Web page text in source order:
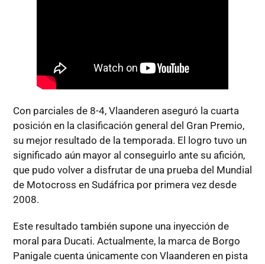
Con parciales de 8-4, Vlaanderen aseguró la cuarta
posición en la clasificación general del Gran Premio,
su mejor resultado de la temporada. El logro tuvo un
significado aún mayor al conseguirlo ante su afición,
que pudo volver a disfrutar de una prueba del Mundial
de Motocross en Sudáfrica por primera vez desde
2008.
Este resultado también supone una inyección de
moral para Ducati. Actualmente, la marca de Borgo
Panigale cuenta únicamente con Vlaanderen en pista